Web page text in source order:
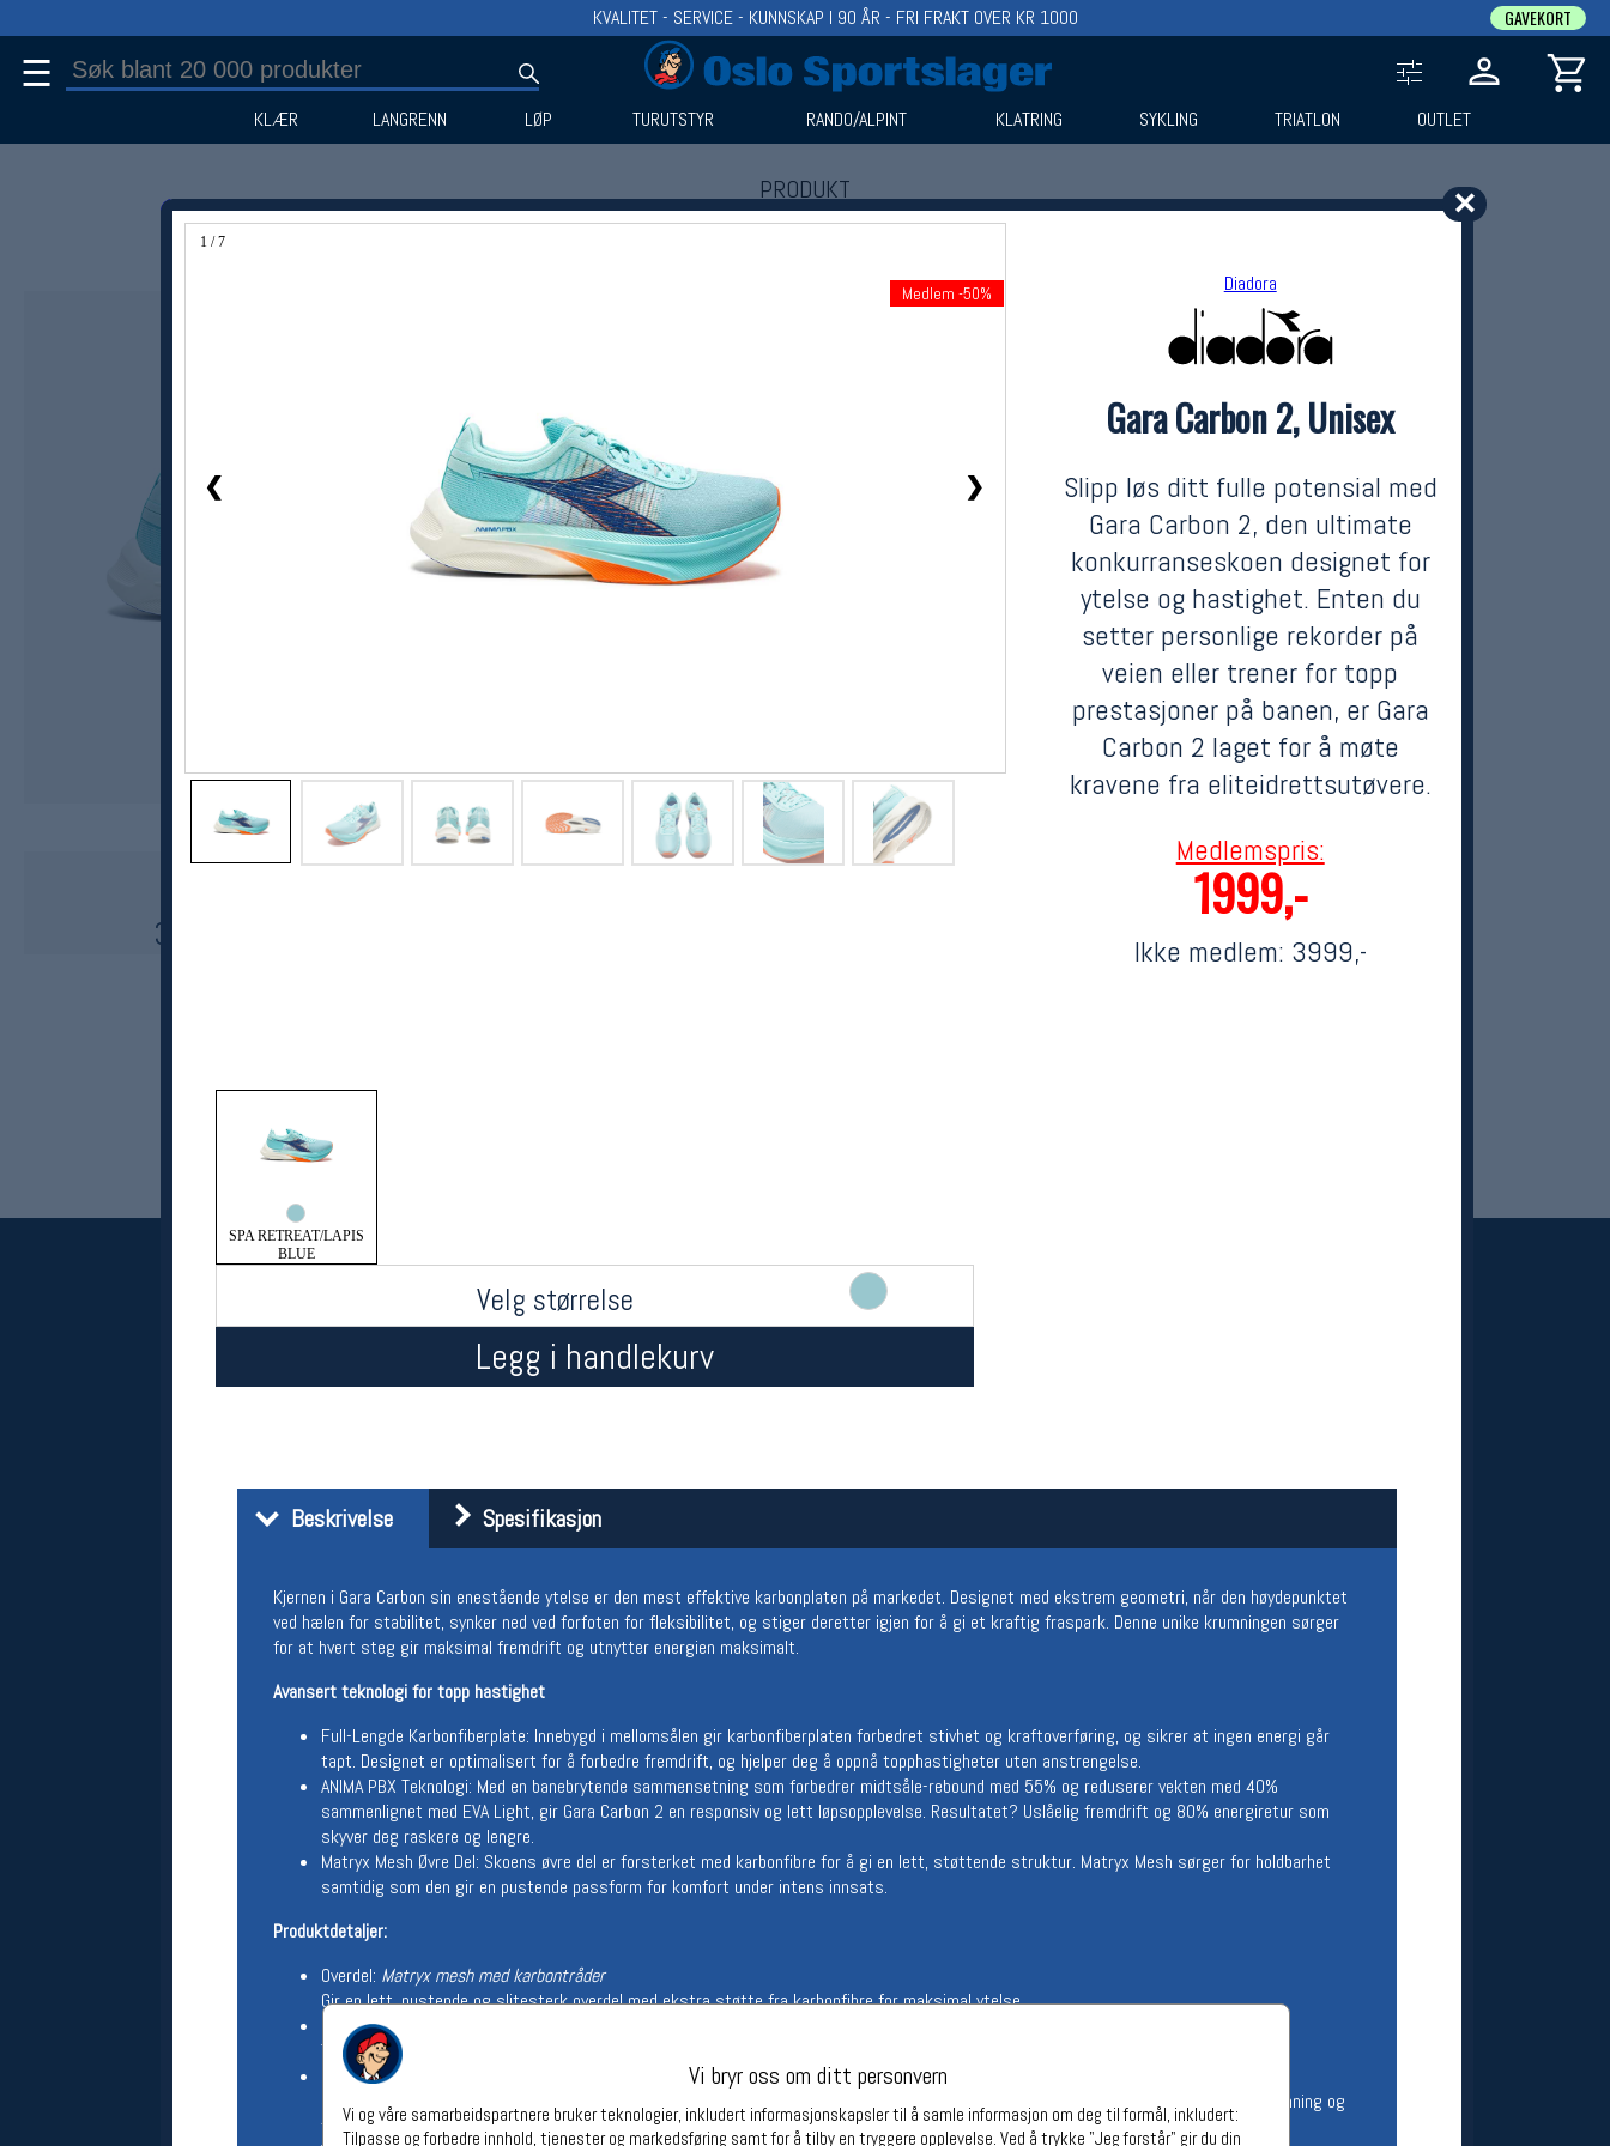
✕
1 / 7
❮ ❯
Medlem -50% Diadora
Gara Carbon 2, Unisex
Slipp løs ditt fulle potensial med
Gara Carbon 2, den ultimate
konkurranseskoen designet for
ytelse og hastighet. Enten du
setter personlige rekorder på
veien eller trener for topp
prestasjoner på banen, er Gara
Carbon 2 laget for å møte
kravene fra eliteidrettsutøvere.
Medlemspris:
1999,-
Ikke medlem: 3999,-
SPA RETREAT/LAPIS
BLUE
Velg størrelse
Legg i handlekurv
Beskrivelse Spesifikasjon
Kjernen i Gara Carbon sin enestående ytelse er den mest effektive karbonplaten på markedet. Designet med ekstrem geometri, når den høydepunktet
ved hælen for stabilitet, synker ned ved forfoten for fleksibilitet, og stiger deretter igjen for å gi et kraftig fraspark. Denne unike krumningen sørger
for at hvert steg gir maksimal fremdrift og utnytter energien maksimalt.
Avansert teknologi for topp hastighet
Full-Lengde Karbonfiberplate: Innebygd i mellomsålen gir karbonfiberplaten forbedret stivhet og kraftoverføring, og sikrer at ingen energi går
tapt. Designet er optimalisert for å forbedre fremdrift, og hjelper deg å oppnå topphastigheter uten anstrengelse.
ANIMA PBX Teknologi: Med en banebrytende sammensetning som forbedrer midtsåle-rebound med 55% og reduserer vekten med 40%
sammenlignet med EVA Light, gir Gara Carbon 2 en responsiv og lett løpsopplevelse. Resultatet? Uslåelig fremdrift og 80% energiretur som
skyver deg raskere og lengre.
Matryx Mesh Øvre Del: Skoens øvre del er forsterket med karbonfibre for å gi en lett, støttende struktur. Matryx Mesh sørger for holdbarhet
samtidig som den gir en pustende passform for komfort under intens innsats.
Produktdetaljer:
Overdel: Matryx mesh med karbontråder
Gir en lett, pustende og slitesterk overdel med ekstra støtte fra karbonfibre for maksimal ytelse.
Innersåle:
Tilbyr dempende komfort samtidig som den sikrer pusteevne for å holde føttene kjølige under intense aktiviteter.
Mellomsåle:
Den avanserte Anima PBX-sammensetningen forbedrer retur og respons, mens den full-lengde karbonplaten optimaliserer energigjenvinning og
fremdrift.
Vi bryr oss om ditt personvern
Vi og våre samarbeidspartnere bruker teknologier, inkludert informasjonskapsler til å samle informasjon om deg til formål, inkludert:
Tilpasse og forbedre innhold, tjenester og markedsføring samt for å tilby en tryggere opplevelse. Ved å trykke "Jeg forstår" gir du din
KVALITET - SERVICE - KUNNSKAP I 90 ÅR - FRI FRAKT OVER KR 1000 GAVEKORT
☰
KLÆR LANGRENN LØP TURUTSTYR RANDO/ALPINT KLATRING SYKLING TRIATLON OUTLET
PRODUKT
Produkter (1)
Diadora
3999,-
Oslo Sportslager
(telefontid man-fredag klokken 10-13)
Vis i kart
Åpningstider butikk
Man-Fredag:
11-18
Åpningstider verkstedet
Lørdag:
11-16
For å bestille time må du logge inn i
nettbutikken og trykke på den
nederste blå linjen
Betingelser
Bærekraft
Org. nr: 976754360
Ledige stillinger
Følg oss på Partnere